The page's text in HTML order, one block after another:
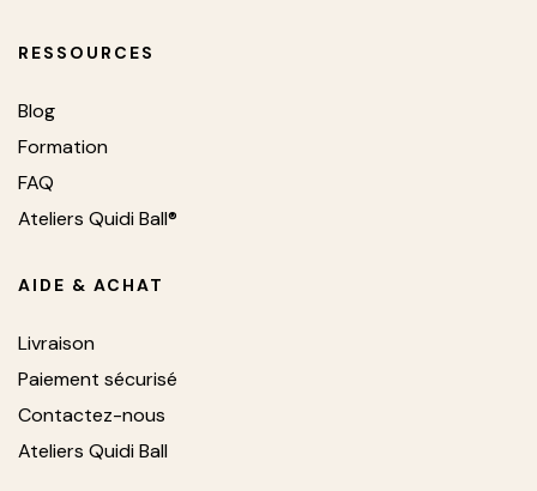
RESSOURCES
Blog
Formation
FAQ
Ateliers Quidi Ball®
AIDE & ACHAT
Livraison
Paiement sécurisé
Contactez-nous
Ateliers Quidi Ball